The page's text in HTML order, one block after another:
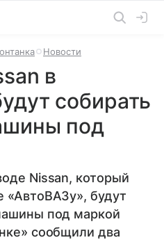
Новости
в
собирать
под
Nissan, который
«АвтоВАЗу», будут
под маркой
сообщили два